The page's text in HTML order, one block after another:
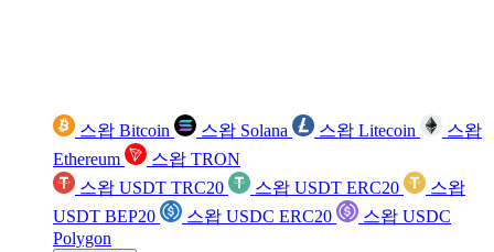
스왑 Bitcoin 스왑 Solana 스왑 Litecoin
스왑
Ethereum
스왑 TRON
스왑 USDT TRC20
스왑 USDT ERC20
스왑
USDT BEP20
스왑 USDC ERC20
스왑 USDC
Polygon